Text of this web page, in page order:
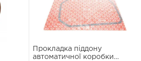
Прокладка піддону
автоматичної коробки